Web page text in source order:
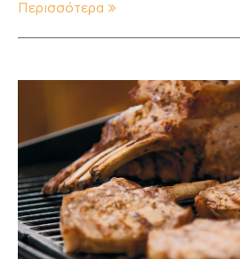
Περισσότερα